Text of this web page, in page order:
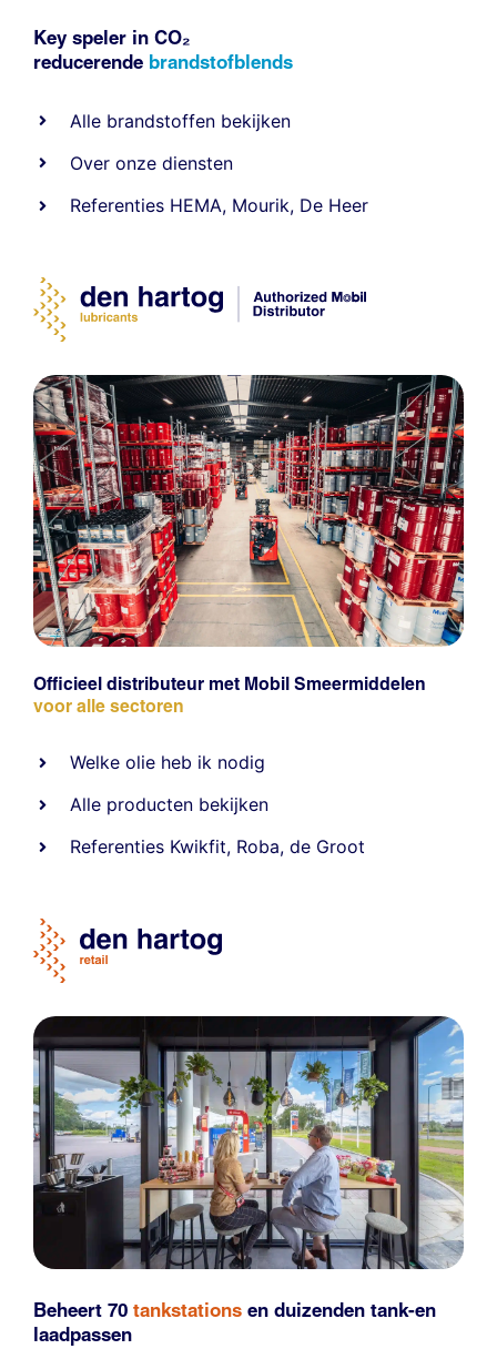
Key speler in CO₂
reducerende brandstofblends
Alle brandstoffen bekijken
Over onze diensten
Referenties HEMA, Mourik, De Heer
Officieel distributeur met Mobil Smeermiddelen
voor alle sectoren
Welke olie heb ik nodig
Alle producten bekijken
Referenties Kwikfit, Roba,de Groot
Beheert 70 tankstations en duizenden tank-en
laadpassen